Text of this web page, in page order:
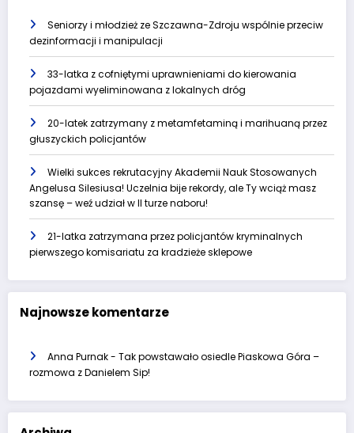
Seniorzy i młodzież ze Szczawna-Zdroju wspólnie przeciw
dezinformacji i manipulacji
33-latka z cofniętymi uprawnieniami do kierowania
pojazdami wyeliminowana z lokalnych dróg
20-latek zatrzymany z metamfetaminą i marihuaną przez
głuszyckich policjantów
Wielki sukces rekrutacyjny Akademii Nauk Stosowanych
Angelusa Silesiusa! Uczelnia bije rekordy, ale Ty wciąż masz
szansę – weź udział w II turze naboru!
21-latka zatrzymana przez policjantów kryminalnych
pierwszego komisariatu za kradzieże sklepowe
Najnowsze komentarze
Anna Purnak- Tak powstawało osiedle Piaskowa Góra –
rozmowa z Danielem Sip!